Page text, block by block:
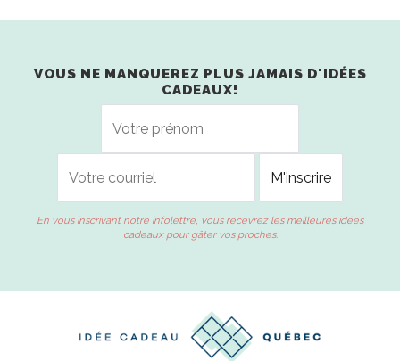
VOUS NE MANQUEREZ PLUS JAMAIS D'IDÉES
CADEAUX!
En vous inscrivant notre infolettre, vous recevrez les meilleures idées
cadeaux pour gâter vos proches.